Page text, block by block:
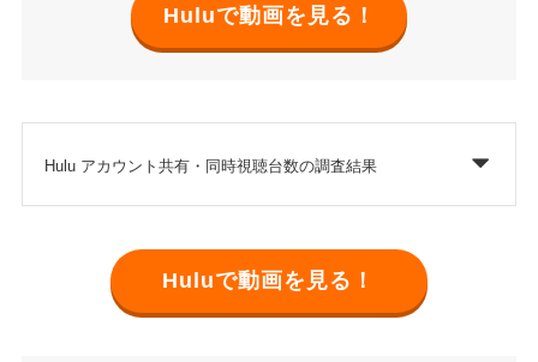
Huluで動画を見る！
Hulu アカウント共有・同時視聴台数の調査結果
Huluで動画を見る！